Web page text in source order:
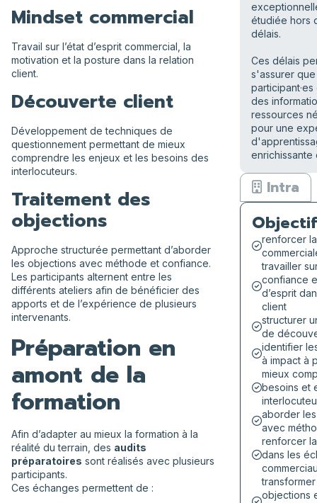
Mindset commercial
Travail sur l’état d’esprit commercial, la
motivation et la posture dans la relation
client.
Découverte client
Développement de techniques de
questionnement permettant de mieux
comprendre les enjeux et les besoins des
interlocuteurs.
Traitement des
objections
Approche structurée permettant d’aborder
les objections avec méthode et confiance.
Les participants alternent entre les
différents ateliers afin de bénéficier des
apports et de l’expérience de plusieurs
intervenants.
Préparation en
amont de la
formation
Afin d’adapter au mieux la formation à la
réalité du terrain, des audits
préparatoires sont réalisés avec plusieurs
participants.
Ces échanges permettent de :
étudiée hors
délais.
Ces délais
s'assurer
des
ressources
pour une
enrichissante
Intra
renforcer
travailler
confiance
d’esprit
client
structurer
de
identifier
à impact à
mieux
besoins et
aborder
avec
renforcer
dans les
objections